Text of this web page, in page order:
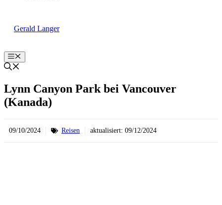
Gerald Langer
Menü
Lynn Canyon Park bei Vancouver
(Kanada)
09/10/2024 Reisen aktualisiert: 09/12/2024